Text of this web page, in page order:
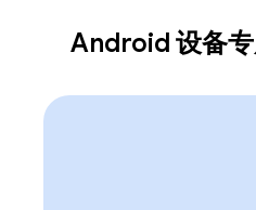
Android 设备